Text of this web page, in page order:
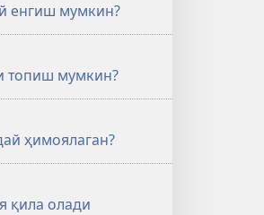
енгиш мумкин?
топиш мумкин?
ҳимоялаган?
қила олади